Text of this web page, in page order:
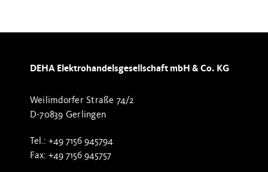
DEHA Elektrohandelsgesellschaft mbH & Co. KG
Weilimdorfer Straße 74/2
D-70839 Gerlingen
Tel.: +49 7156 945794
Fax: +49 7156 945757